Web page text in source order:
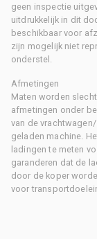
geen inspectie
uitdrukkelijk in dit
beschikbaar voor
zijn mogelijk niet
onderstel.
Afmetingen
Maten worden
afmetingen onder
van de
geladen machine.
ladingen te meten
garanderen dat de
door de koper
voor